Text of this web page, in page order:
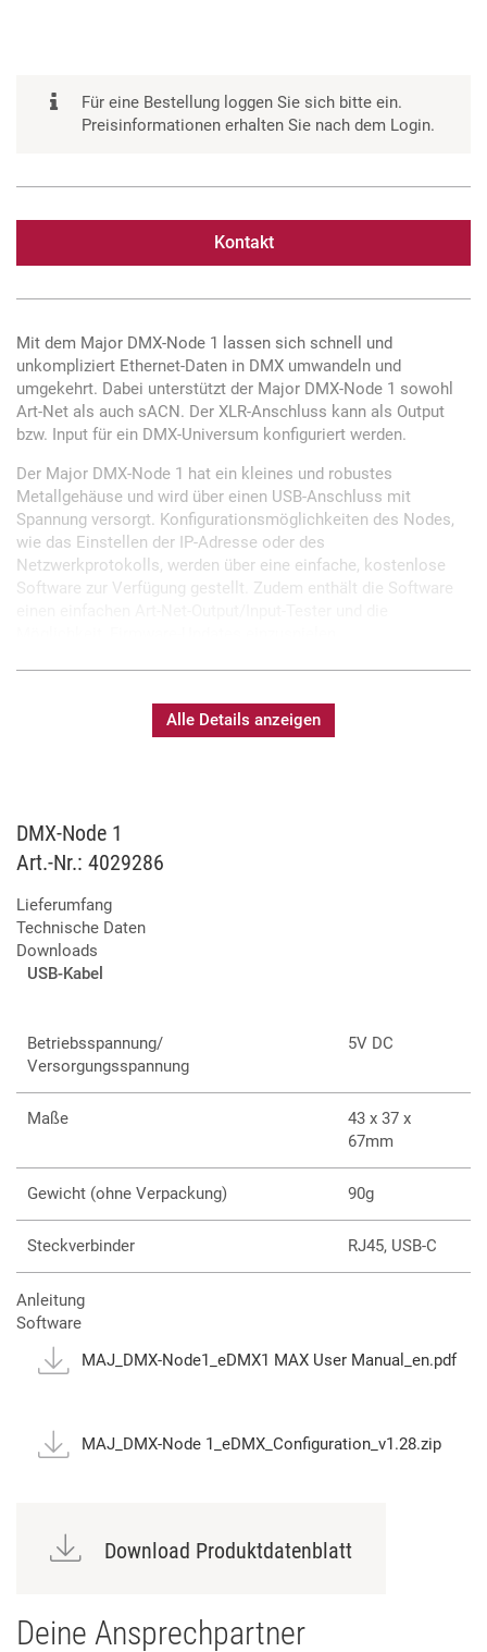
Für eine Bestellung loggen Sie sich bitte ein.
Preisinformationen erhalten Sie nach dem Login.
Kontakt
Mit dem Major DMX-Node 1 lassen sich schnell und
unkompliziert Ethernet-Daten in DMX umwandeln und
umgekehrt. Dabei unterstützt der Major DMX-Node 1 sowohl
Art-Net als auch sACN. Der XLR-Anschluss kann als Output
bzw. Input für ein DMX-Universum konfiguriert werden.
Der Major DMX-Node 1 hat ein kleines und robustes
Metallgehäuse und wird über einen USB-Anschluss mit
Spannung versorgt. Konfigurationsmöglichkeiten des Nodes,
wie das Einstellen der IP-Adresse oder des
Netzwerkprotokolls, werden über eine einfache, kostenlose
Software zur Verfügung gestellt. Zudem enthält die Software
Ethernet/DMX-Wandler für 1 Universum
DMX-Out/In Funktionalität über Art-Net und sACN
Einfache Spannungsversorgung über USB
RDM über Art-Net (mit zukünftiger Firmware)
Alle Details anzeigen
DMX-Node 1
Art.-Nr.: 4029286
Lieferumfang
Technische Daten
Downloads
USB-Kabel
Betriebsspannung/
Versorgungsspannung
5V DC
Maße
43 x 37 x
67mm
Gewicht (ohne Verpackung) 90g
Steckverbinder RJ45, USB-C
Anleitung
Software
MAJ_DMX-Node1_eDMX1 MAX User Manual_en.pdf
MAJ_DMX-Node 1_eDMX_Configuration_v1.28.zip
Download Produktdatenblatt
Deine Ansprechpartner